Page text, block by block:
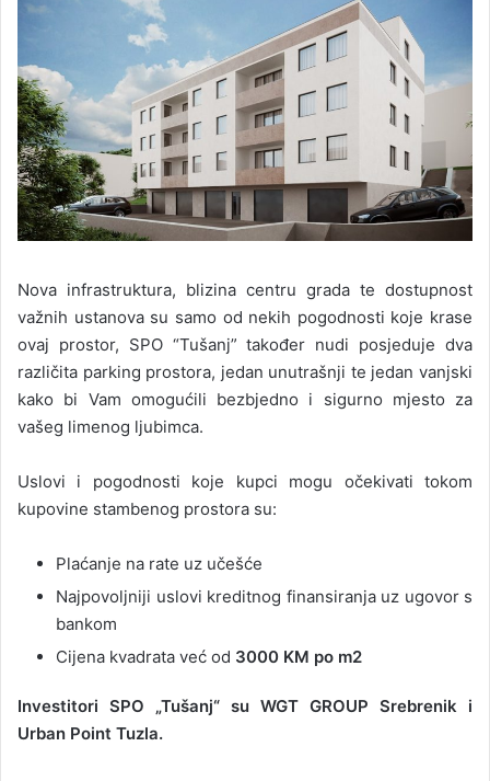
Nova infrastruktura, blizina centru grada te dostupnost
važnih ustanova su samo od nekih pogodnosti koje krase
ovaj prostor, SPO “Tušanj” također nudi posjeduje dva
različita parking prostora, jedan unutrašnji te jedan vanjski
kako bi Vam omogućili bezbjedno i sigurno mjesto za
vašeg limenog ljubimca.
Uslovi i pogodnosti koje kupci mogu očekivati tokom
kupovine stambenog prostora su:
Plaćanje na rate uz učešće
Najpovoljniji uslovi kreditnog finansiranja uz ugovor s
bankom
Cijena kvadrata već od 3000 KM po m2
Investitori SPO „Tušanj“ su WGT GROUP Srebrenik i
Urban Point Tuzla.